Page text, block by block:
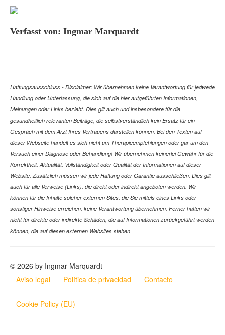
Verfasst von: Ingmar Marquardt
Haftungsausschluss - Disclaimer: Wir übernehmen keine Verantwortung für jedwede
Handlung oder Unterlassung, die sich auf die hier aufgeführten Informationen,
Meinungen oder Links bezieht. Dies gilt auch und insbesondere für die
gesundheitlich relevanten Beiträge, die selbstverständlich kein Ersatz für ein
Gespräch mit dem Arzt Ihres Vertrauens darstellen können. Bei den Texten auf
dieser Webseite handelt es sich nicht um Therapieempfehlungen oder gar um den
Versuch einer Diagnose oder Behandlung! Wir übernehmen keinerlei Gewähr für die
Korrektheit, Aktualität, Vollständigkeit oder Qualität der Informationen auf dieser
Website. Zusätzlich müssen wir jede Haftung oder Garantie ausschließen. Dies gilt
auch für alle Verweise (Links), die direkt oder indirekt angeboten werden. Wir
können für die Inhalte solcher externen Sites, die Sie mittels eines Links oder
sonstiger Hinweise erreichen, keine Verantwortung übernehmen. Ferner haften wir
nicht für direkte oder indirekte Schäden, die auf Informationen zurückgeführt werden
können, die auf diesen externen Websites stehen
© 2026 by Ingmar Marquardt
Aviso legal
Política de privacidad Contacto
Cookie Policy (EU)